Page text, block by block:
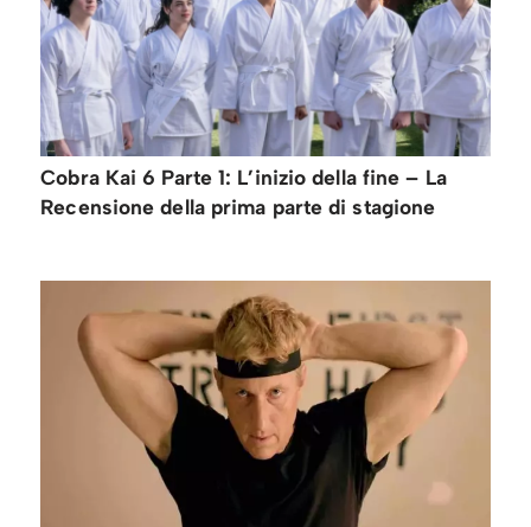
Cobra Kai 6 Parte 1: L’inizio della fine – La
Recensione della prima parte di stagione